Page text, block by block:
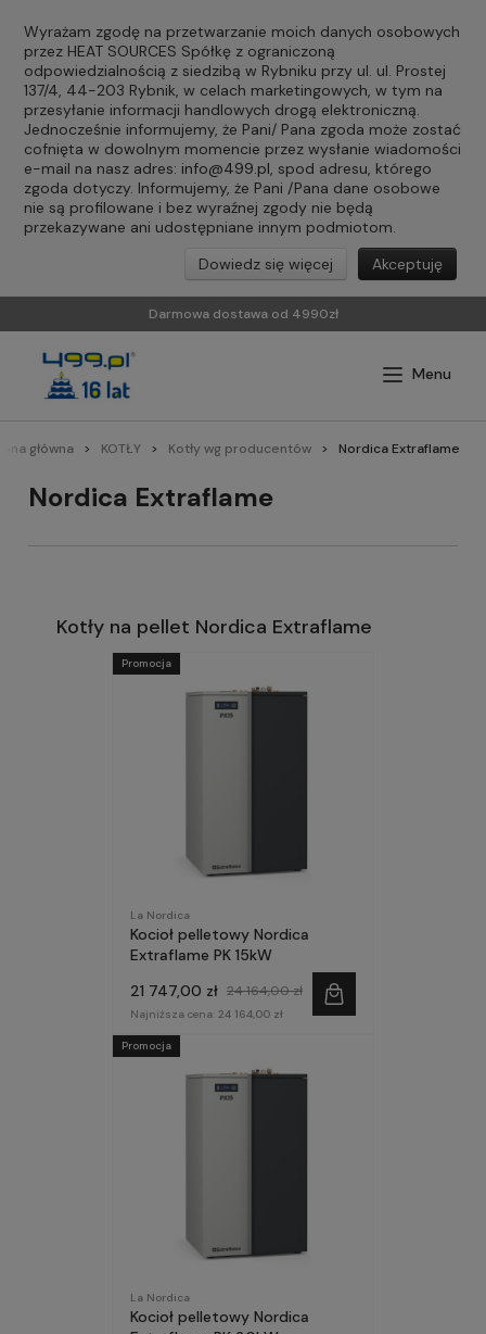
Wyrażam zgodę na przetwarzanie moich danych osobowych
przez HEAT SOURCES Spółkę z ograniczoną
odpowiedzialnością z siedzibą w Rybniku przy ul. ul. Prostej
137/4, 44-203 Rybnik, w celach marketingowych, w tym na
przesyłanie informacji handlowych drogą elektroniczną.
Jednocześnie informujemy, że Pani/ Pana zgoda może zostać
cofnięta w dowolnym momencie przez wysłanie wiadomości
e-mail na nasz adres: info@499.pl, spod adresu, którego
zgoda dotyczy. Informujemy, że Pani /Pana dane osobowe
nie są profilowane i bez wyraźnej zgody nie będą
przekazywane ani udostępniane innym podmiotom.
Akceptuję
Dowiedz się więcej
Darmowa dostawa od 4990zł
główna KOTŁY Kotły wg producentów Nordica Extraflame
Nordica Extraflame
Kotły na pellet Nordica Extraflame
La Nordica
Kocioł pelletowy Nordica
Extraflame PK 15kW
21 747,00 zł 24 164,00 zł
Najniższa cena: 24 164,00 zł
Promocja
La Nordica
Kocioł pelletowy Nordica
Promocja